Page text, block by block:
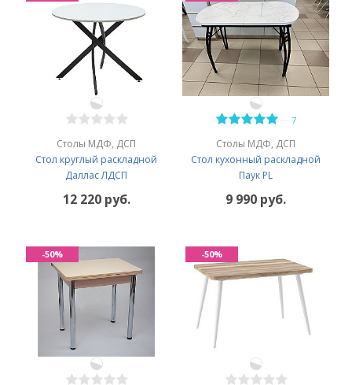
Столы МДФ, ДСП
Стол круглый раскладной
Даллас ЛДСП
12 220 руб.
7
Столы МДФ, ДСП
Стол кухонный раскладной
Паук PL
9 990 руб.
-50% -50%